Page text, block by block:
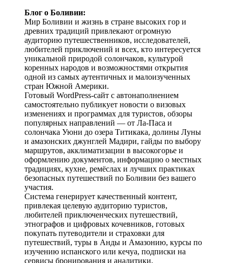
Блог о Боливии:
Мир Боливии и жизнь в стране высоких гор и
древних традиций привлекают огромную
аудиторию путешественников, исследователей,
любителей приключений и всех, кто интересуется
уникальной природой солончаков, культурой
коренных народов и возможностями открытия
одной из самых аутентичных и малоизученных
стран Южной Америки.
Готовый WordPress-сайт с автонаполнением
самостоятельно публикует новости о визовых
изменениях и программах для туристов, обзоры
популярных направлений — от Ла-Паса и
солончака Уюни до озера Титикака, долины Луны
и амазонских джунглей Мадири, гайды по выбору
маршрутов, акклиматизации в высокогорье и
оформлению документов, информацию о местных
традициях, кухне, ремёслах и лучших практиках
безопасных путешествий по Боливии без вашего
участия.
Система генерирует качественный контент,
привлекая целевую аудиторию туристов,
любителей приключенческих путешествий,
этнографов и цифровых кочевников, готовых
покупать путеводители и страховки для
путешествий, туры в Анды и Амазонию, курсы по
изучению испанского или кечуа, подписки на
сервисы бронирования и аналитики,